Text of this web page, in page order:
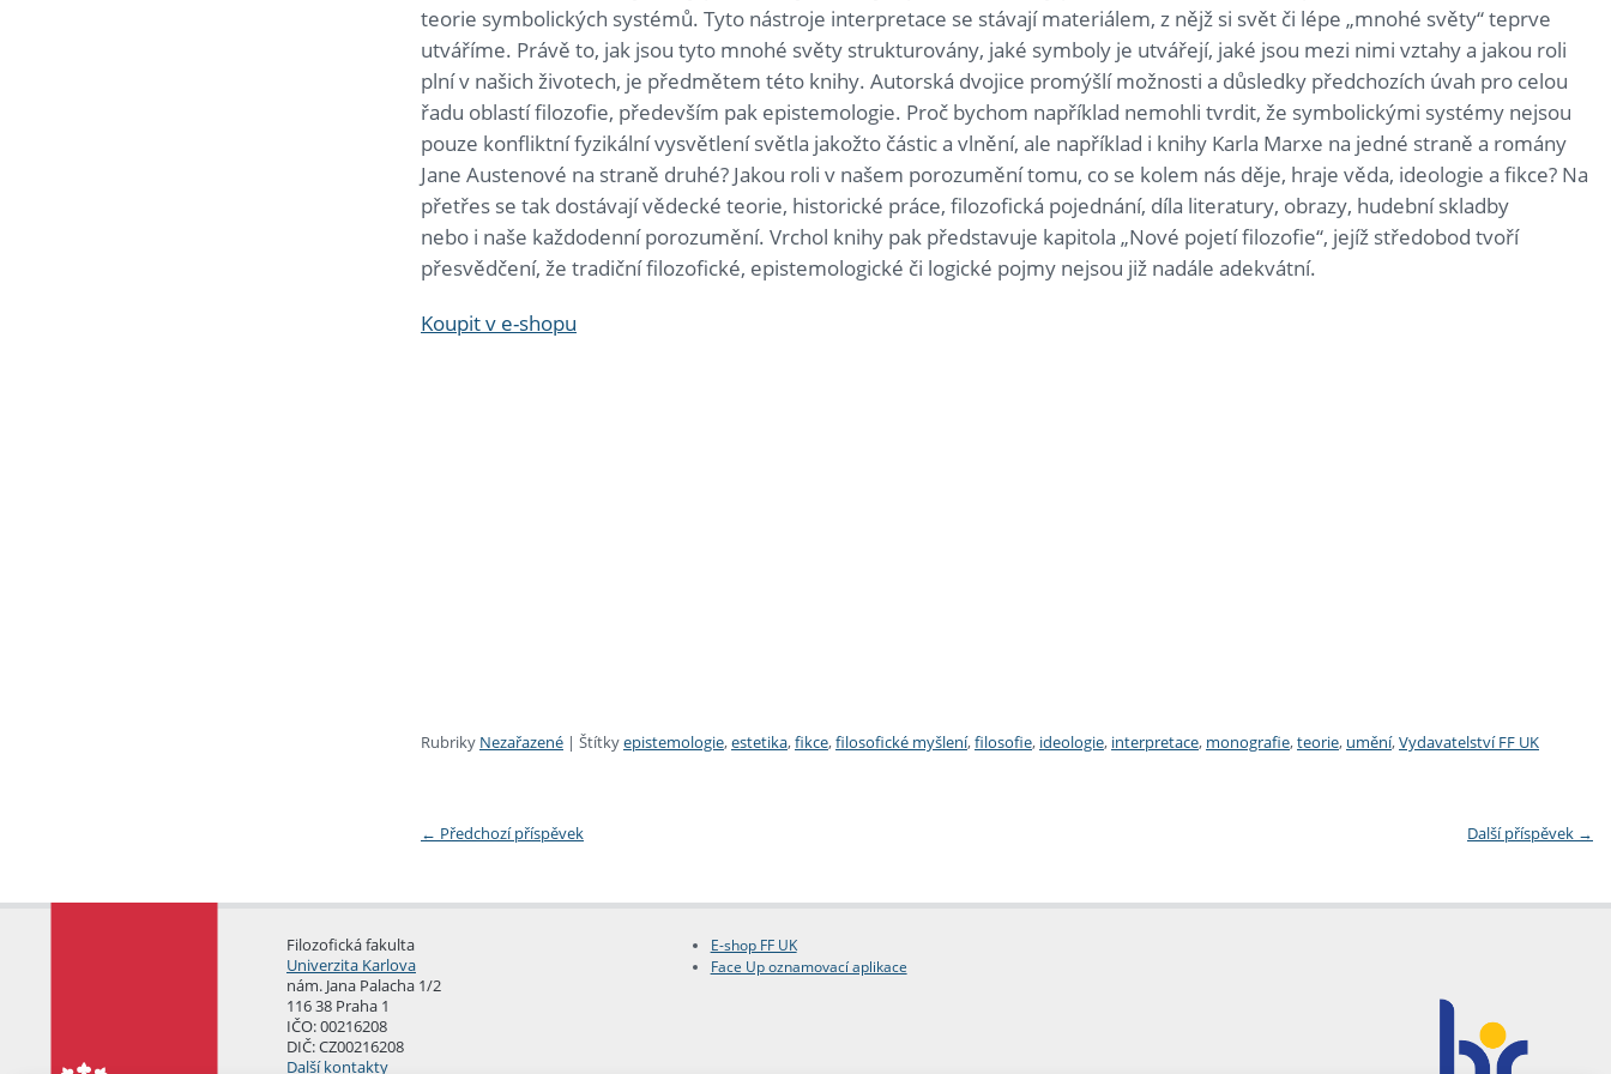
teorie symbolických systémů. Tyto nástroje interpretace se stávají materiálem, z nějž si svět či lépe „mnohé světy“ teprve
utváříme. Právě to, jak jsou tyto mnohé světy strukturovány, jaké symboly je utvářejí, jaké jsou mezi nimi vztahy a jakou roli
plní v našich životech, je předmětem této knihy. Autorská dvojice promýšlí možnosti a důsledky předchozích úvah pro celou
řadu oblastí filozofie, především pak epistemologie. Proč bychom například nemohli tvrdit, že symbolickými systémy nejsou
pouze konfliktní fyzikální vysvětlení světla jakožto částic a vlnění, ale například i knihy Karla Marxe na jedné straně a romány
Jane Austenové na straně druhé? Jakou roli v našem porozumění tomu, co se kolem nás děje, hraje věda, ideologie a fikce? Na
přetřes se tak dostávají vědecké teorie, historické práce, filozofická pojednání, díla literatury, obrazy, hudební skladby
nebo i naše každodenní porozumění. Vrchol knihy pak představuje kapitola „Nové pojetí filozofie“, jejíž středobod tvoří
přesvědčení, že tradiční filozofické, epistemologické či logické pojmy nejsou již nadále adekvátní.
Koupit v e-shopu
Rubriky Nezařazené | Štítkyepistemologie,estetika,fikce,filosofické myšlení,filosofie, ideologie, interpretace, monografie,teorie, umění,Vydavatelství FF UK
← Předchozí příspěvek Další příspěvek →
Filozofická fakulta
Univerzita Karlova
nám. Jana Palacha 1/2
116 38 Praha 1
IČO: 00216208
DIČ: CZ00216208
Další kontakty
E-shop FF UK
Face Up oznamovací aplikace